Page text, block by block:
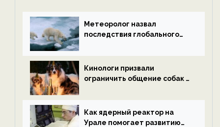
Метеоролог назвал
последствия глобального
ECOportal
Кинологи призвали
ограничить общение собак с
ECOportal
Как ядерный реактор на
Урале помогает развитию